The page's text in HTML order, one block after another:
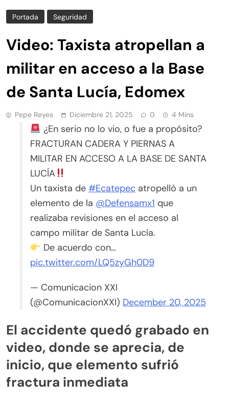
Portada Seguridad
Video: Taxista atropellan a
militar en acceso a la Base
de Santa Lucía, Edomex
Pepe Reyes Diciembre 21, 2025 0 4 Mins
¿En serio no lo vio, o fue a propósito?
FRACTURAN CADERA Y PIERNAS A
MILITAR EN ACCESO A LA BASE DE SANTA
LUCÍA
Un taxista de #Ecatepec atropelló a un
elemento de la @Defensamx1 que
realizaba revisiones en el acceso al
campo militar de Santa Lucía.
De acuerdo con…
pic.twitter.com/LQ5zyGh0D9
— Comunicacion XXI
(@ComunicacionXXI) December 20, 2025
El accidente quedó grabado en
video, donde se aprecia, de
inicio, que elemento sufrió
fractura inmediata